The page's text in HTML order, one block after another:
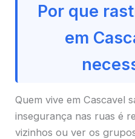
Por que
em
Quem vive em Cascavel
insegurança nas ruas é
vizinhos ou ver os